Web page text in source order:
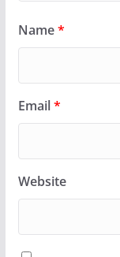
Name*
Email*
Website